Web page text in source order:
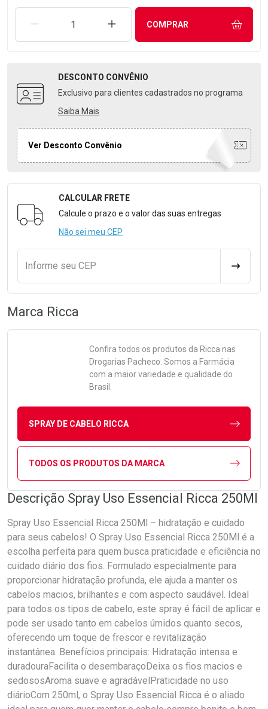
REMOVER UMA UNIDADEAUMENTAR UMA UNIDADE
COMPRAR
DESCONTO CONVÊNIO
Exclusivo para clientes cadastrados no programa
Saiba Mais
Ver Desconto Convênio
Formulário para Calcular o Frete
CALCULAR FRETE
Calcule o prazo e o valor das suas entregas
Não sei meu CEP
Informe seu CEP
Marca Ricca
Confira todos os produtos da Ricca nas
Drogarias Pacheco. Somos a Farmácia
com a maior variedade e qualidade do
Brasil.
SPRAY DE CABELO RICCA
TODOS OS PRODUTOS DA MARCA
Descrição Spray Uso Essencial Ricca 250Ml
Spray Uso Essencial Ricca 250Ml – hidratação e cuidado
para seus cabelos! O Spray Uso Essencial Ricca 250Ml é a
escolha perfeita para quem busca praticidade e eficiência no
cuidado diário dos fios. Formulado especialmente para
proporcionar hidratação profunda, ele ajuda a manter os
cabelos macios, brilhantes e com aspecto saudável. Ideal
para todos os tipos de cabelo, este spray é fácil de aplicar e
pode ser usado tanto em cabelos úmidos quanto secos,
oferecendo um toque de frescor e revitalização
instantânea. Benefícios principais: Hidratação intensa e
duradouraFacilita o desembaraçoDeixa os fios macios e
sedososAroma suave e agradávelPraticidade no uso
diárioCom 250ml, o Spray Uso Essencial Ricca é o aliado